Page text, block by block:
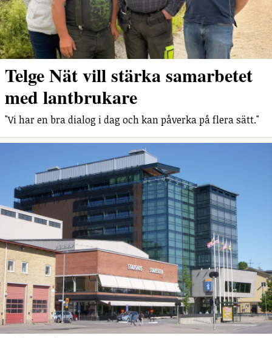
Telge Nät vill stärka samarbetet
med lantbrukare
"Vi har en bra dialog i dag och kan påverka på flera sätt."